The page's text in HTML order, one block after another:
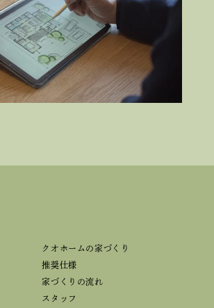
クオホームの家づくり
推奨仕様
家づくりの流れ
スタッフ